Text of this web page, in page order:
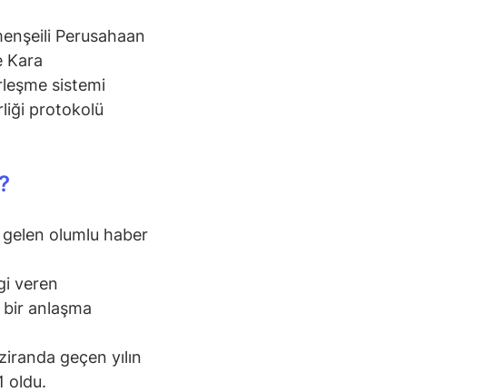
Perusahaan
Kara
sistemi
protokolü
olumlu haber
veren
anlaşma
geçen yılın
oldu.